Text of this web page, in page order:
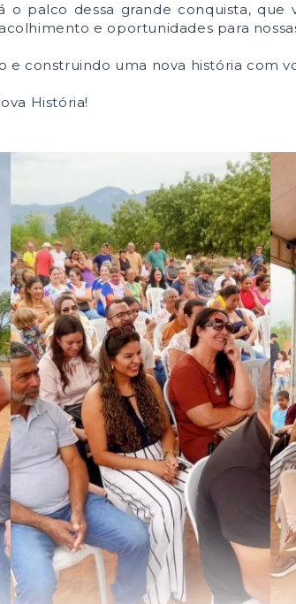
o palco dessa grande conquista, que
e oportunidades para
e construindo uma nova história com
História!